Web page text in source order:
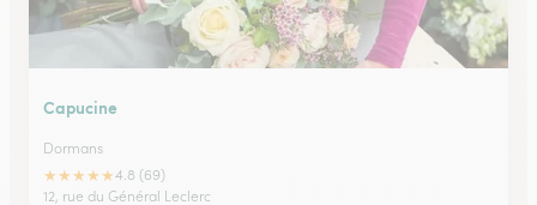
Capucine
Dormans
★★★★★4.8 (69)
12, rue du Général Leclerc